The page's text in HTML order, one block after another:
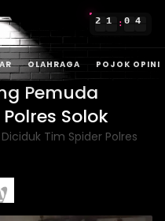
2 1 : 0 4
OLAHRAGA POJOK OPINI
Pemuda
Solok